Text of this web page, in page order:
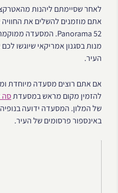
לאחר שסיימתם ליהנות
אתם מוזמנים להשלים את
מנות בסגנון אמריקאי שיוגשו
העיר.
אם אתם רוצים מסעדה מיוחדת
להזמין מקום מראש במסעדתסה
של המלון. המסעדה ידועה
באינספור פרסומים של העיר.